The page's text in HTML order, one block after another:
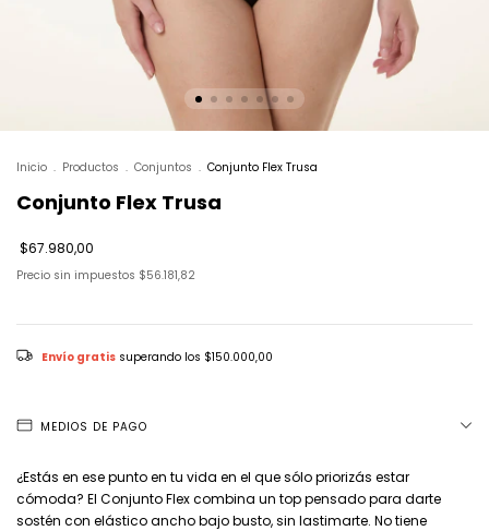
Inicio . Productos . Conjuntos . Conjunto Flex Trusa
Conjunto Flex Trusa
$67.980,00
Precio sin impuestos $56.181,82
Envío gratis superando los $150.000,00
MEDIOS DE PAGO
¿Estás en ese punto en tu vida en el que sólo priorizás estar
cómoda? El Conjunto Flex combina un top pensado para darte
sostén con elástico ancho bajo busto, sin lastimarte. No tiene